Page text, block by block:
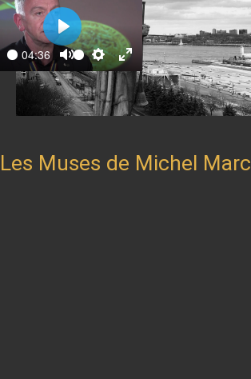
04:36
Mute SettingsEnter
fullscreen
Play
Les Muses de Michel Marc